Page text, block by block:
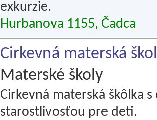
exkurzie.
Hurbanova 1155, Čadca
Cirkevná materská
Materské školy
Cirkevná materská škôlka
starostlivosťou pre deti.